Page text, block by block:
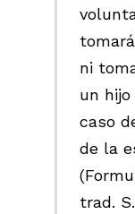
ni
un
caso
de la
trad.